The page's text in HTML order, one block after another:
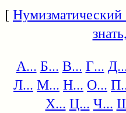
[Нумизматический
А... Б... В... Г...
Л... М... Н... О...
Х... Ц... Ч...